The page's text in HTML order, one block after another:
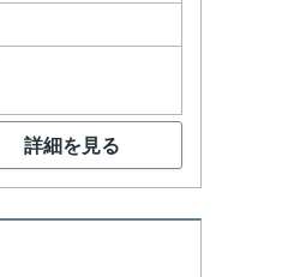
詳細を見る